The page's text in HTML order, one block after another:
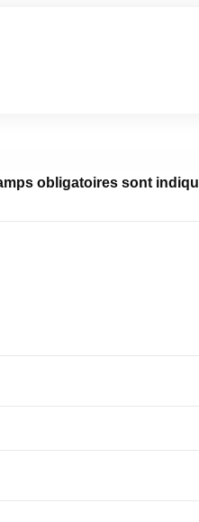
obligatoires sont